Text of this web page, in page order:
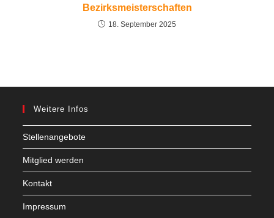
Bezirksmeisterschaften
18. September 2025
Weitere Infos
Stellenangebote
Mitglied werden
Kontakt
Impressum